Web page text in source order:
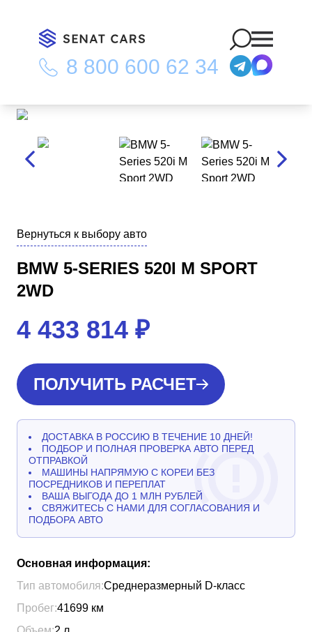
8 800 600 62 34
Главная Каталог/BMW 5-Series 520i M Sport 2WD
Вернуться к выбору авто
BMW 5-SERIES 520I M SPORT
2WD
4 433 814 ₽
ПОЛУЧИТЬ РАСЧЕТ
ДОСТАВКА В РОССИЮ В ТЕЧЕНИЕ 10 ДНЕЙ!
ПОДБОР И ПОЛНАЯ ПРОВЕРКА АВТО ПЕРЕД
ОТПРАВКОЙ
МАШИНЫ НАПРЯМУЮ С КОРЕИ БЕЗ
ПОСРЕДНИКОВ И ПЕРЕПЛАТ
ВАША ВЫГОДА ДО 1 МЛН РУБЛЕЙ
СВЯЖИТЕСЬ С НАМИ ДЛЯ СОГЛАСОВАНИЯ И
ПОДБОРА АВТО
Основная информация:
Тип автомобиля:Среднеразмерный D-класс
Пробег:41699 км